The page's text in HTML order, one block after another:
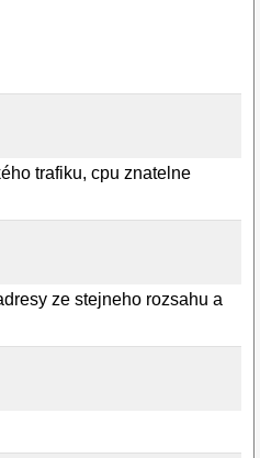
trafiku, cpu znatelne
ze stejneho rozsahu a